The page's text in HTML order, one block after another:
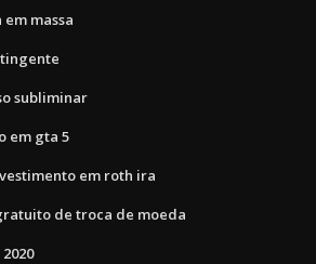
massa
subliminar
em gta 5
em roth ira
de troca de moeda